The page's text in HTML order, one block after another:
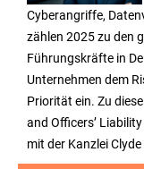
Cyberangriffe,
zählen 2025 zu den
Führungskräfte in
Unternehmen dem
Priorität ein. Zu
and Officers’
mit der Kanzlei Clyde